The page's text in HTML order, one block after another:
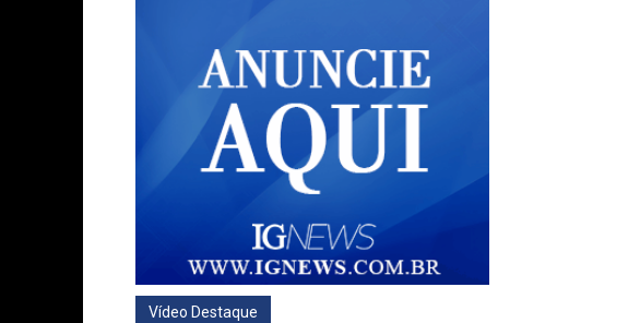
Vídeo Destaque